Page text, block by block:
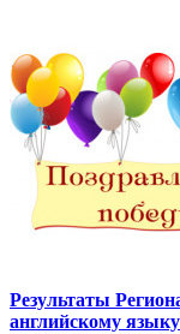
Результаты
английскому